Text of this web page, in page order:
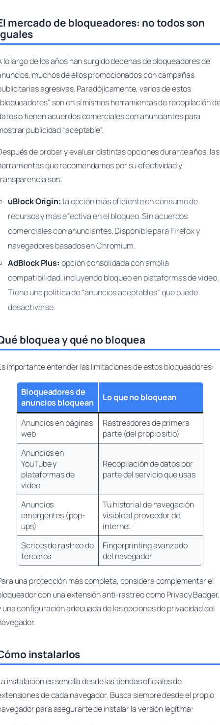
mercado de bloqueadores: no todos son
lo largo de los años han surgido decenas de bloqueadores de
muchos de ellos promocionados con campañas
agresivas. Paradójicamente, varios de estos
son en sí mismos herramientas de recopilación
o tienen acuerdos comerciales con anunciantes para
publicidad “aceptable”.
de probar y evaluar distintas opciones durante años, las
que recomendamos por su efectividad y
son:
uBlock Origin: la opción más eficiente en consumo de
recursos y más efectiva en el bloqueo. Sin acuerdos
comerciales con anunciantes. Disponible para Firefox y
navegadores basados en Chromium.
AdBlock Plus: opción consolidada con amplia
compatibilidad, incluyendo bloqueo en plataformas de video.
Tiene una política de “anuncios aceptables” que puede
desactivarse.
bloquea y qué no bloquea
importante entender las limitaciones de estos bloqueadores:
Bloqueadores de
anuncios bloquean
Lo que no bloquean
Anuncios en páginas
web
Rastreadores de primera
parte (del propio sitio)
Anuncios en
YouTube y
plataformas de
video
Recopilación de datos por
parte del servicio que usas
Anuncios
emergentes (pop-
ups)
Tu historial de navegación
visible al proveedor de
internet
Scripts de rastreo de
terceros
Fingerprinting avanzado
del navegador
una protección más completa, considera complementar el
con una extensión anti-rastreo como Privacy Badger,
una configuración adecuada de las opciones de privacidad del
instalarlos
instalación es sencilla desde las tiendas oficiales de
de cada navegador. Busca siempre desde el propio
para asegurarte de instalar la versión legítima: